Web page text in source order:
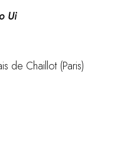
Ui
de Chaillot (Paris)